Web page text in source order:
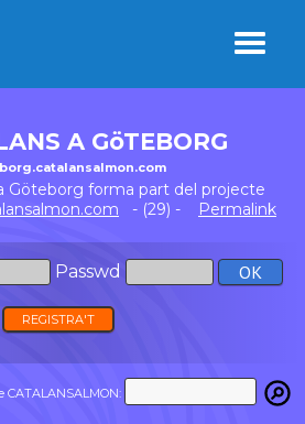
A GöTEBORG
Göteborg forma part del projecte
- (29) -
Permalink
Passwd
REGISTRA'T
CATALANSALMON: